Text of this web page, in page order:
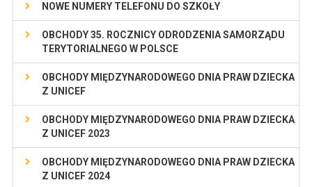
NOWE NUMERY TELEFONU DO SZKOŁY
OBCHODY 35. ROCZNICY ODRODZENIA SAMORZĄDU
TERYTORIALNEGO W POLSCE
OBCHODY MIĘDZYNARODOWEGO DNIA PRAW DZIECKA
Z UNICEF
OBCHODY MIĘDZYNARODOWEGO DNIA PRAW DZIECKA
Z UNICEF 2023
OBCHODY MIĘDZYNARODOWEGO DNIA PRAW DZIECKA
Z UNICEF 2024